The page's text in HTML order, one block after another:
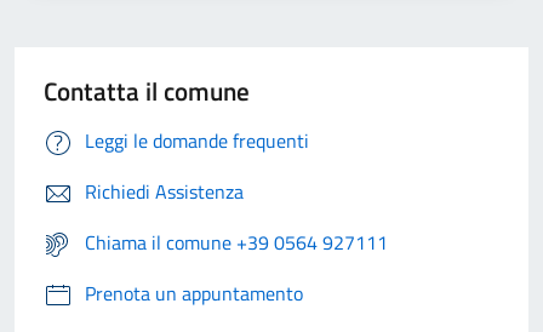
Contatta il comune
Leggi le domande frequenti
Richiedi Assistenza
Chiama il comune +39 0564 927111
Prenota un appuntamento